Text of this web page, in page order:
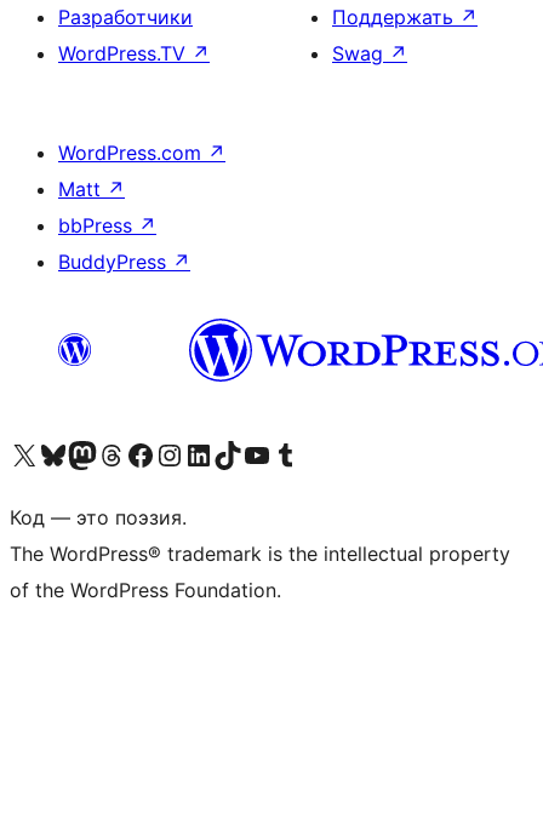
Разработчики
WordPress.TV ↗
Поддержать ↗
Swag ↗
WordPress.com ↗
Matt ↗
bbPress ↗
BuddyPress ↗
Посетите нас в X (ранее Twitter)
Посетите нашу учётную запись в Bluesky
Посетите нашу ленту в Mastodon
Посетите нашу учётную запись в Threads
Посетите нашу страницу на Facebook
Посетите наш Instagram
Посетите нашу страницу в LinkedIn
Посетите нашу учётную запись в TikTok
Посетите наш канал YouTube
Посетите нашу учётную запись в Tumblr
Код — это поэзия.
The WordPress® trademark is the intellectual property
of the WordPress Foundation.